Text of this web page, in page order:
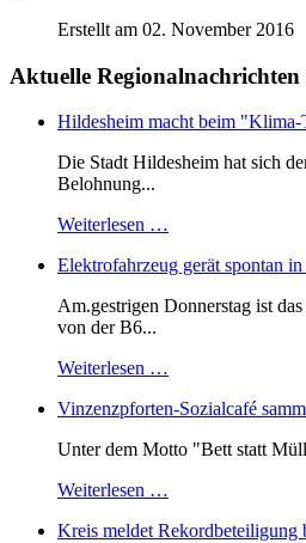
Erstellt am 02. November 2016
Aktuelle Regionalnachrichten
Hildesheim macht beim
Die Stadt Hildesheim hat sich
Belohnung...
Weiterlesen …
Elektrofahrzeug gerät spontan
Am.gestrigen Donnerstag ist
von der B6...
Weiterlesen …
Vinzenzpforten-Sozialcafé
Unter dem Motto "Bett statt
Weiterlesen …
Kreis meldet Rekordbeteiligung